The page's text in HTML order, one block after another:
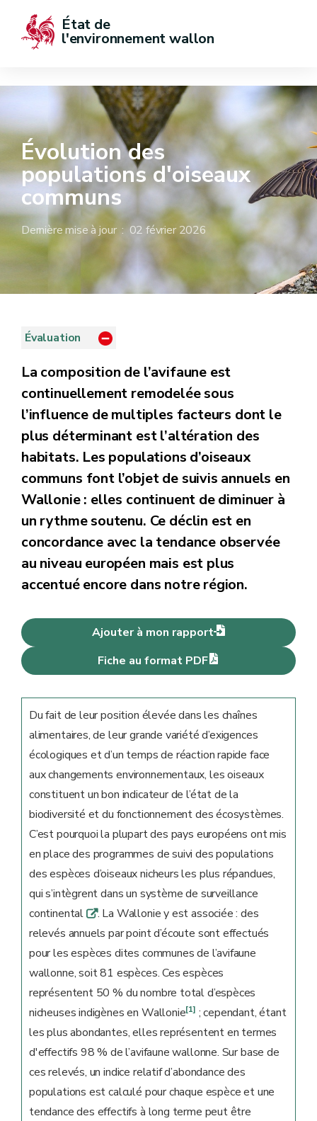
État de
l'environnement wallon
Évolution des
populations d'oiseaux
communs
Dernière mise à jour : 02 février 2026
Évaluation
La composition de l’avifaune est
continuellement remodelée sous
l’influence de multiples facteurs dont le
plus déterminant est l’altération des
habitats. Les populations d’oiseaux
communs font l’objet de suivis annuels en
Wallonie : elles continuent de diminuer à
un rythme soutenu. Ce déclin est en
concordance avec la tendance observée
au niveau européen mais est plus
accentué encore dans notre région.
Ajouter à mon rapport
Fiche au format PDF
Du fait de leur position élevée dans les chaînes
alimentaires, de leur grande variété d’exigences
écologiques et d’un temps de réaction rapide face
aux changements environnementaux, les oiseaux
constituent un bon indicateur de l’état de la
biodiversité et du fonctionnement des écosystèmes.
C’est pourquoi la plupart des pays européens ont mis
en place des programmes de suivi des populations
des espèces d’oiseaux nicheurs les plus répandues,
qui s’intègrent dans un système de surveillance
continental q. La Wallonie y est associée : des
relevés annuels par point d’écoute sont effectués
pour les espèces dites communes de l’avifaune
wallonne, soit 81 espèces. Ces espèces
représentent 50 % du nombre total d’espèces
nicheuses indigènes en Wallonie[1] ; cependant, étant
les plus abondantes, elles représentent en termes
d'effectifs 98 % de l’avifaune wallonne. Sur base de
ces relevés, un indice relatif d’abondance des
populations est calculé pour chaque espèce et une
tendance des effectifs à long terme peut être